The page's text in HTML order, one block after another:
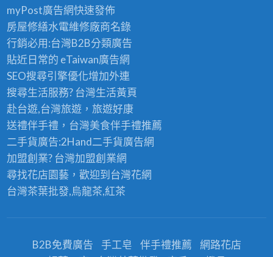
myPost廣告網快速發佈
房屋修繕水電維修廠商名錄
行銷必用:台灣B2B分類廣告
貼近日常的 eTaiwan廣告網
SEO搜尋引擎優化增加外連
搜尋生活服務? 台灣生活黃頁
赴台遊,台灣旅遊，旅遊好康
送禮伴手禮，台灣美食伴手禮推薦
二手貨廣告:2Hand二手貨廣告網
加盟創業? 台灣加盟創業網
尋找花店園藝，歡迎到 台灣花網
台灣茶葉批發,烏龍茶,紅茶
B2B免費廣告 手工皂 伴手禮推薦
網路花店